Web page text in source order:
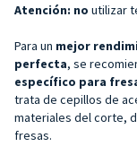
Atención: no utilizar
Para un mejor
perfecta, se
específico para
trata de cepillos de
materiales del corte,
fresas.